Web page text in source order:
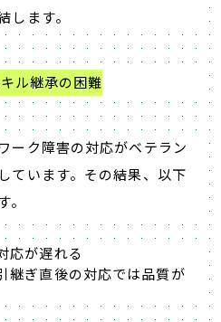
します。
ル継承の困難
ーク障害の対応がベテラン
ています。その結果、以下
応が遅れる
継ぎ直後の対応では品質が